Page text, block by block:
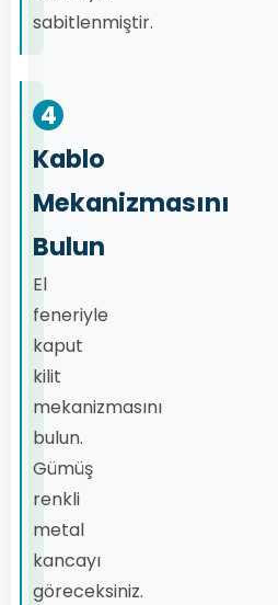
sabitlenmiştir.
4
Kablo
Mekanizmasını
Bulun
El
feneriyle
kaput
kilit
mekanizmasını
bulun.
Gümüş
renkli
metal
kancayı
göreceksiniz.